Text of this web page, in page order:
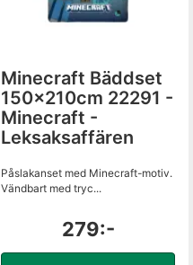
Minecraft Bäddset
150x210cm 22291 -
Minecraft -
Leksaksaffären
Påslakanset med Minecraft-motiv.
Vändbart med tryc...
279:-